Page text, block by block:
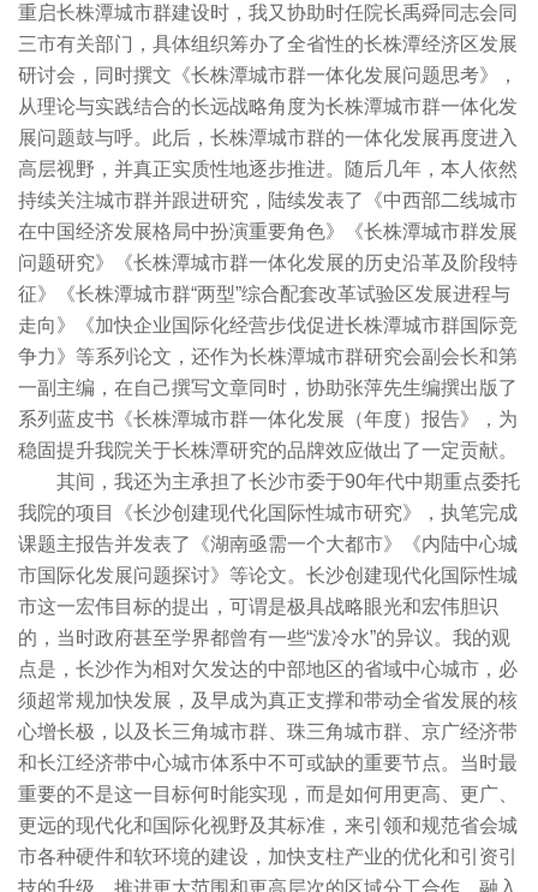
重启长株潭城市群建设时，我又协助时任院长禹舜同志会同
三市有关部门，具体组织筹办了全省性的长株潭经济区发展
研讨会，同时撰文《长株潭城市群一体化发展问题思考》，
从理论与实践结合的长远战略角度为长株潭城市群一体化发
展问题鼓与呼。此后，长株潭城市群的一体化发展再度进入
高层视野，并真正实质性地逐步推进。随后几年，本人依然
持续关注城市群并跟进研究，陆续发表了《中西部二线城市
在中国经济发展格局中扮演重要角色》《长株潭城市群发展
问题研究》《长株潭城市群一体化发展的历史沿革及阶段特
征》《长株潭城市群“两型”综合配套改革试验区发展进程与
走向》《加快企业国际化经营步伐促进长株潭城市群国际竞
争力》等系列论文，还作为长株潭城市群研究会副会长和第
一副主编，在自己撰写文章同时，协助张萍先生编撰出版了
系列蓝皮书《长株潭城市群一体化发展（年度）报告》，为
稳固提升我院关于长株潭研究的品牌效应做出了一定贡献。
其间，我还为主承担了长沙市委于90年代中期重点委托
我院的项目《长沙创建现代化国际性城市研究》，执笔完成
课题主报告并发表了《湖南亟需一个大都市》《内陆中心城
市国际化发展问题探讨》等论文。长沙创建现代化国际性城
市这一宏伟目标的提出，可谓是极具战略眼光和宏伟胆识
的，当时政府甚至学界都曾有一些“泼冷水”的异议。我的观
点是，长沙作为相对欠发达的中部地区的省域中心城市，必
须超常规加快发展，及早成为真正支撑和带动全省发展的核
心增长极，以及长三角城市群、珠三角城市群、京广经济带
和长江经济带中心城市体系中不可或缺的重要节点。当时最
重要的不是这一目标何时能实现，而是如何用更高、更广、
更远的现代化和国际化视野及其标准，来引领和规范省会城
市各种硬件和软环境的建设，加快支柱产业的优化和引资引
技的升级，推进更大范围和更高层次的区域分工合作，融入